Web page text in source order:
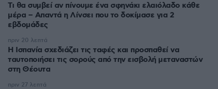
Τι θα συμβεί αν πίνουμε ένα σφηνάκι ελαιόλαδο κάθε
μέρα – Απαντά η Λίνσει που το δοκίμασε για 2
εβδομάδες
Η Ισπανία σχεδιάζει τις ταφές και προσπαθεί να
ταυτοποιήσει τις σορούς από την εισβολή μεταναστών
στη Θέουτα
πριν 20 λεπτά
πριν 27 λεπτά